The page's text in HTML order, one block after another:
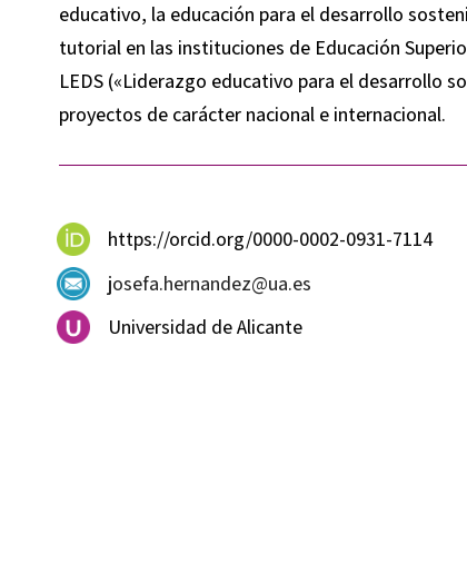
educativo, la educación para el desarrollo
tutorial en las instituciones de Educación
LEDS («Liderazgo educativo para el desarrollo
proyectos de carácter nacional e internacional.
https://orcid.org/0000-0002-0931-7114
josefa.hernandez@ua.es
Universidad de Alicante